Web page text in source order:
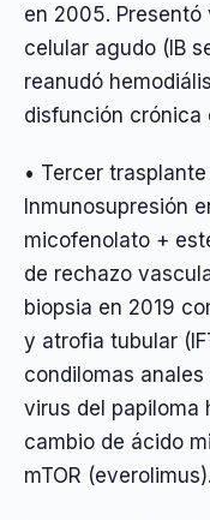
en 2005.
celular agudo (IB
reanudó
disfunción crónica
• Tercer
Inmunosupresión
micofenolato +
de rechazo
biopsia en 2019
y atrofia tubular
condilomas
virus del papiloma
cambio de ácido
mTOR (everolimus).